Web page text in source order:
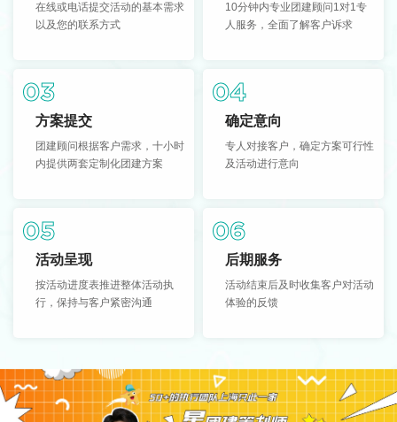
在线或电话提交活动的基本需求
以及您的联系方式
10分钟内专业团建顾问1对1专
人服务，全面了解客户诉求
03
方案提交
团建顾问根据客户需求，十小时
内提供两套定制化团建方案
04
确定意向
专人对接客户，确定方案可行性
及活动进行意向
05
活动呈现
按活动进度表推进整体活动执
行，保持与客户紧密沟通
06
后期服务
活动结束后及时收集客户对活动
体验的反馈